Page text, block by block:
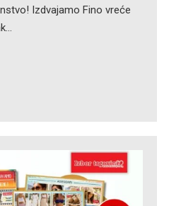
Izdvajamo Fino vreće